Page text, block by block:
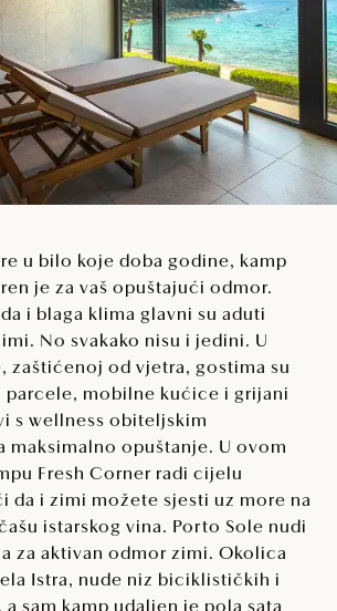
u bilo koje doba godine, kamp
je za vaš opuštajući odmor.
i blaga klima glavni su aduti
No svakako nisu i jedini. U
zaštićenoj od vjetra, gostima su
parcele, mobilne kućice i grijani
s wellness obiteljskim
maksimalno opuštanje. U ovom
Fresh Corner radi cijelu
da i zimi možete sjesti uz more na
istarskog vina. Porto Sole nudi
za aktivan odmor zimi. Okolica
Istra, nude niz biciklističkih i